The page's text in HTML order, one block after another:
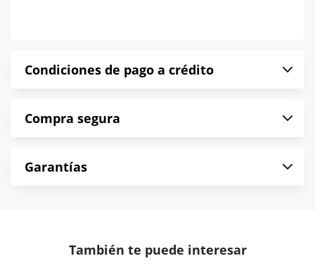
Condiciones de pago a crédito
puntualmente. Al finalizar tu compra generas el
*Sujeto a aprobación de crédito conforme a
norma de Muebles América.
Compra segura
compra es segura de principio a fin.
- Certificados de seguridad SSL y Encriptación 3D.
Garantías
También te puede interesar